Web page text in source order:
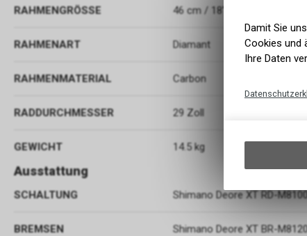
RAHMENGRÖSSE 46 cm / 18" (XL)
RAHMENART Diamant
RAHMENMATERIAL Carbon
RADDURCHMESSER 29 Zoll
GEWICHT 14.5 kg
Ausstattung
SCHALTUNG Shimano Deore XT RD-
BREMSEN Shimano Deore XT BR-
Damit Sie
Cookies und
Ihre Daten